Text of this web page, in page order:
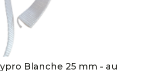
Blanche 25 mm - au